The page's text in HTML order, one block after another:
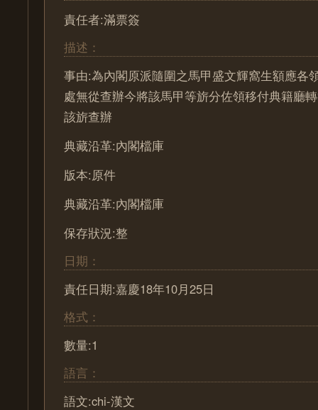
責任者:滿票簽
描述：
事由:為內閣原派隨圍之馬甲盛文輝窩生額應各
處無從查辦今將該馬甲等旂分佐領移付典籍廳
該旂查辦
典藏沿革:內閣檔庫
版本:原件
典藏沿革:內閣檔庫
保存狀況:整
日期：
責任日期:嘉慶18年10月25日
格式：
數量:1
語言：
語文:chi-漢文